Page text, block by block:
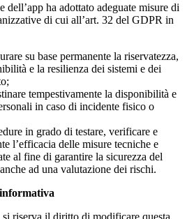
ha adottato adeguate misure di
di cui all’art. 32 del GDPR in
su base permanente la riservatezza,
e la resilienza dei sistemi e dei
tempestivamente la disponibilità e
in caso di incidente fisico o
in grado di testare, verificare e
l’efficacia delle misure tecniche e
al fine di garantire la sicurezza del
ad una valutazione dei rischi.
riserva il diritto di modificare questa